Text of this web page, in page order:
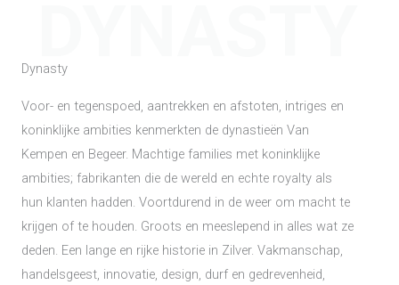
Dynasty
Voor- en tegenspoed, aantrekken en afstoten, intriges en
koninklijke ambities kenmerkten de dynastieën Van
Kempen en Begeer. Machtige families met koninklijke
ambities; fabrikanten die de wereld en echte royalty als
hun klanten hadden. Voortdurend in de weer om macht te
krijgen of te houden. Groots en meeslepend in alles wat ze
deden. Een lange en rijke historie in Zilver. Vakmanschap,
handelsgeest, innovatie, design, durf en gedrevenheid,